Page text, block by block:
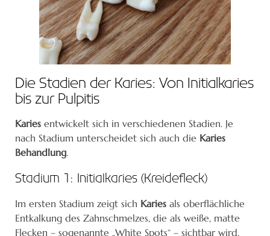
Die Stadien der Karies: Von Initialkaries
bis zur Pulpitis
Karies entwickelt sich in verschiedenen Stadien. Je
nach Stadium unterscheidet sich auch die Karies
Behandlung.
Stadium 1: Initialkaries (Kreidefleck)
Im ersten Stadium zeigt sich Karies als oberflächliche
Entkalkung des Zahnschmelzes, die als weiße, matte
Flecken – sogenannte „White Spots“ – sichtbar wird.